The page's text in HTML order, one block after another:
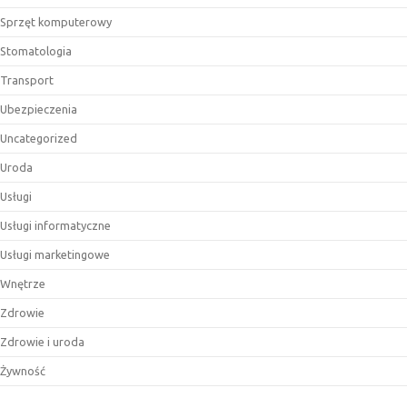
Sprzęt komputerowy
Stomatologia
Transport
Ubezpieczenia
Uncategorized
Uroda
Usługi
Usługi informatyczne
Usługi marketingowe
Wnętrze
Zdrowie
Zdrowie i uroda
Żywność